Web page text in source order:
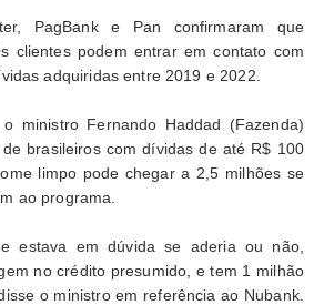
PagBank e Pan confirmaram que
clientes podem entrar em contato com
adquiridas entre 2019 e 2022.
ministro Fernando Haddad (Fazenda)
brasileiros com dívidas de até R$ 100
limpo pode chegar a 2,5 milhões se
ao programa.
estava em dúvida se aderia ou não,
no crédito presumido, e tem 1 milhão
o ministro em referência ao Nubank.